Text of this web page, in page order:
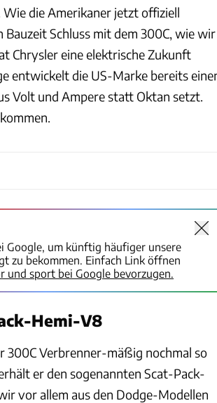
die Amerikaner jetzt offiziell
Bauzeit Schluss mit dem 300C, wie wir
Chrysler eine elektrische Zukunft
entwickelt die US-Marke bereits
Volt und Ampere statt Oktan setzt.
Google, um künftig häufiger unsere
zu bekommen. Einfach Link öffnen
und sport bei Google bevorzugen.
Hemi-V8
300C Verbrenner-mäßig nochmal so
er den sogenannten Scat-Pack-
vor allem aus den Dodge-Modellen